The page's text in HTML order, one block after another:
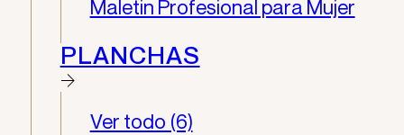
Maletin Profesional para Mujer
PLANCHAS
Ver todo (6)